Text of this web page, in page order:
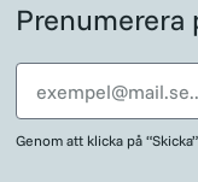
Genom att klicka på
Prenumerera